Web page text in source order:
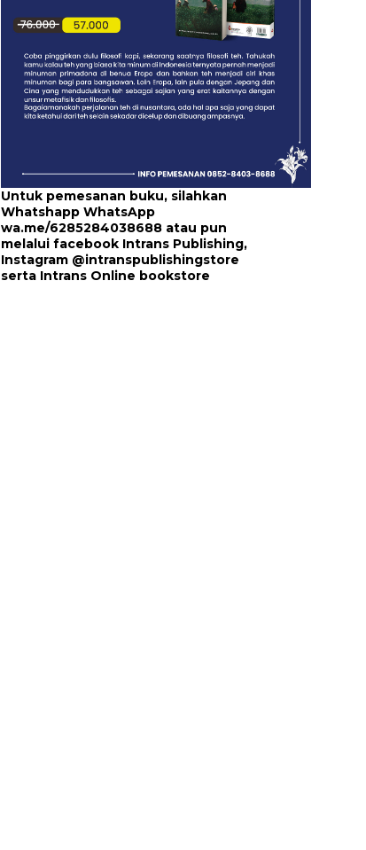
Untuk pemesanan buku, silahkan
Whatshapp WhatsApp
wa.me/6285284038688 atau pun
melalui facebook Intrans Publishing,
Instagram @intranspublishingstore
serta Intrans Online bookstore